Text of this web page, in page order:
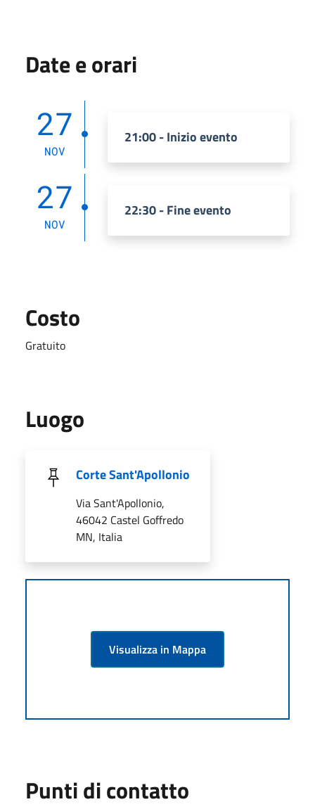
Date e orari
27
NOV
21:00 - Inizio evento
27
NOV
22:30 - Fine evento
Costo
Gratuito
Luogo
Corte Sant'Apollonio
Via Sant'Apollonio,
46042 Castel Goffredo
MN, Italia
Visualizza in Mappa
Punti di contatto